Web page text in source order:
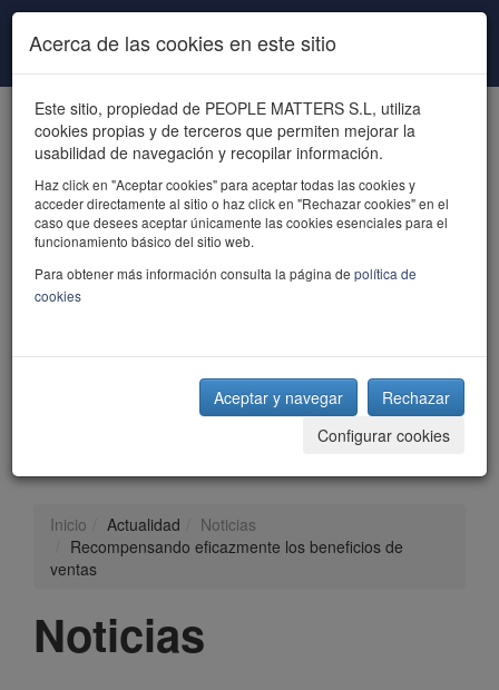
Pasar al contenido principal
powered by talent
Inicio Actualidad
Noticias
Recompensando eficazmente los beneficios de
ventas
Noticias
Acerca de las cookies en este sitio
Este sitio, propiedad de PEOPLE MATTERS S.L, utiliza
cookies propias y de terceros que permiten mejorar la
usabilidad de navegación y recopilar información.
Haz click en "Aceptar cookies" para aceptar todas las cookies y
acceder directamente al sitio o haz click en "Rechazar cookies" en el
caso que desees aceptar únicamente las cookies esenciales para el
funcionamiento básico del sitio web.
Para obtener más información consulta la página de política de
cookies
Aceptar y navegar
Rechazar
Configurar cookies